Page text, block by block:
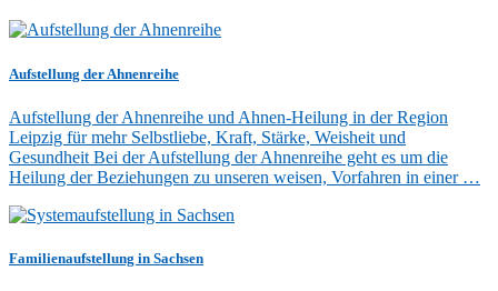
Aufstellung der Ahnenreihe
Aufstellung der Ahnenreihe und Ahnen-Heilung in der Region
Leipzig für mehr Selbstliebe, Kraft, Stärke, Weisheit und
Gesundheit Bei der Aufstellung der Ahnenreihe geht es um die
Heilung der Beziehungen zu unseren weisen, Vorfahren in einer …
Familienaufstellung in Sachsen